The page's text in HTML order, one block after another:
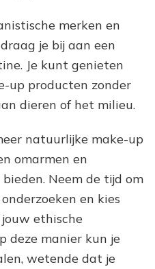
merken en
je bij aan een
Je kunt genieten
up producten zonder
dieren of het milieu.
natuurlijke make-up
omarmen en
Neem de tijd om
en kies
ethische
deze manier kun je
wetende dat je